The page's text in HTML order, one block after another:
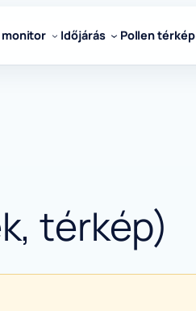
Időjárás Pollen térkép
térkép)